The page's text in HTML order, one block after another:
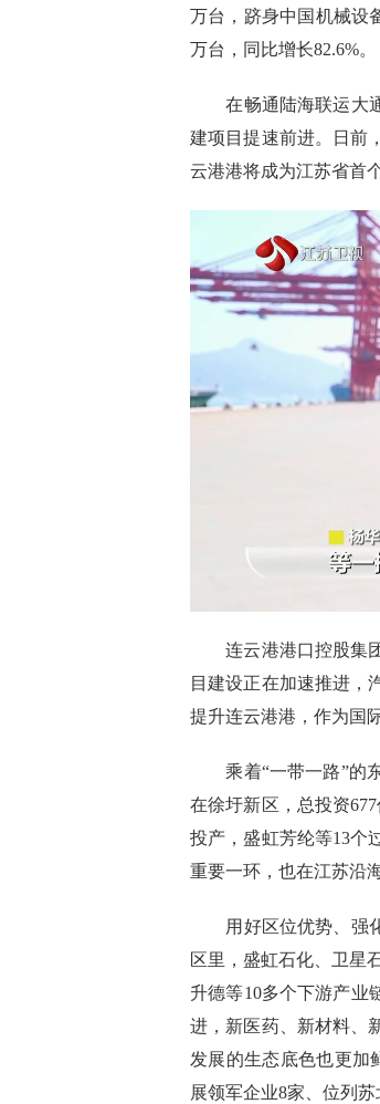
万台，跻身中国机械设
万台，同比增长82.6%。
在畅通陆海联运大通
建项目提速前进。日前
云港港将成为江苏省首
连云港港口控股集团
目建设正在加速推进，
提升连云港港，作为国
乘着“一带一路”的东
在徐圩新区，总投资
投产，盛虹芳纶等13个
重要一环，也在江苏沿
用好区位优势、强化
区里，盛虹石化、卫星
升德等10多个下游产业
进，新医药、新材料、
发展的生态底色也更加
展领军企业8家、位列苏